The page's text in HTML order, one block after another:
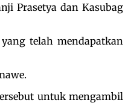
Prasetya dan Kasubag
telah mendapatkan
untuk mengambil